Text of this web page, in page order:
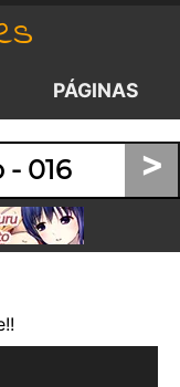
PÁGINAS
>
016